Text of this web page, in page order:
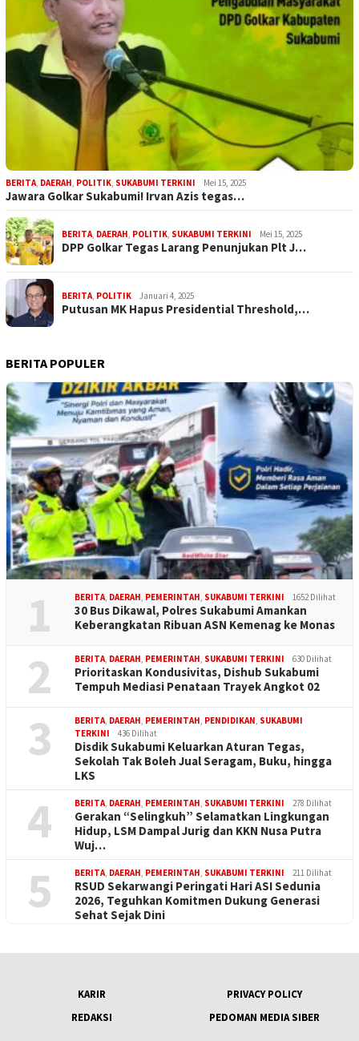
BERITA, DAERAH, POLITIK, SUKABUMI TERKINI Mei 15, 2025
Jawara Golkar Sukabumi! Irvan Azis tegas…
BERITA, DAERAH, POLITIK, SUKABUMI TERKINI Mei 15, 2025
DPP Golkar Tegas Larang Penunjukan Plt J…
BERITA, POLITIK Januari 4, 2025
Putusan MK Hapus Presidential Threshold,…
BERITA POPULER
1 BERITA, DAERAH, PEMERINTAH, SUKABUMI TERKINI 1652 Dilihat
30 Bus Dikawal, Polres Sukabumi Amankan
Keberangkatan Ribuan ASN Kemenag ke Monas
2 BERITA, DAERAH, PEMERINTAH, SUKABUMI TERKINI 630 Dilihat
Prioritaskan Kondusivitas, Dishub Sukabumi
Tempuh Mediasi Penataan Trayek Angkot 02
3 BERITA, DAERAH, PEMERINTAH, PENDIDIKAN, SUKABUMI
TERKINI
436 Dilihat
Disdik Sukabumi Keluarkan Aturan Tegas,
Sekolah Tak Boleh Jual Seragam, Buku, hingga
LKS
4 BERITA, DAERAH, PEMERINTAH, SUKABUMI TERKINI 278 Dilihat
Gerakan “Selingkuh” Selamatkan Lingkungan
Hidup, LSM Dampal Jurig dan KKN Nusa Putra
Wuj…
5 BERITA, DAERAH, PEMERINTAH, SUKABUMI TERKINI 211 Dilihat
RSUD Sekarwangi Peringati Hari ASI Sedunia
2026, Teguhkan Komitmen Dukung Generasi
Sehat Sejak Dini
KARIR
PRIVACY POLICY
REDAKSI
PEDOMAN MEDIA SIBER